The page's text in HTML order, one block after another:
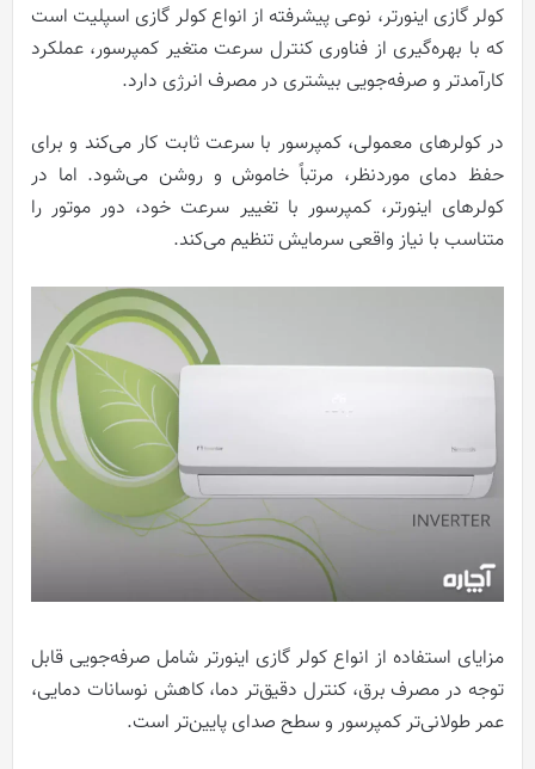
کولر گازی اینورتر، نوعی پیشرفته از انواع کولر گازی اسپلیت است
که با بهره‌گیری از فناوری کنترل سرعت متغیر کمپرسور، عملکرد
کارآمدتر و صرفه‌جویی بیشتری در مصرف انرژی دارد.
در کولرهای معمولی، کمپرسور با سرعت ثابت کار می‌کند و برای
حفظ دمای موردنظر، مرتباً خاموش و روشن می‌شود. اما در
کولرهای اینورتر، کمپرسور با تغییر سرعت خود، دور موتور را
متناسب با نیاز واقعی سرمایش تنظیم می‌کند.
مزایای استفاده از انواع کولر گازی اینورتر شامل صرفه‌جویی قابل
توجه در مصرف برق، کنترل دقیق‌تر دما، کاهش نوسانات دمایی،
عمر طولانی‌تر کمپرسور و سطح صدای پایین‌تر است.